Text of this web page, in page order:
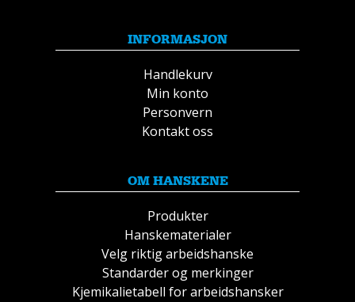
INFORMASJON
Handlekurv
Min konto
Personvern
Kontakt oss
OM HANSKENE
Produkter
Hanskematerialer
Velg riktig arbeidshanske
Standarder og merkinger
Kjemikalietabell for arbeidshansker